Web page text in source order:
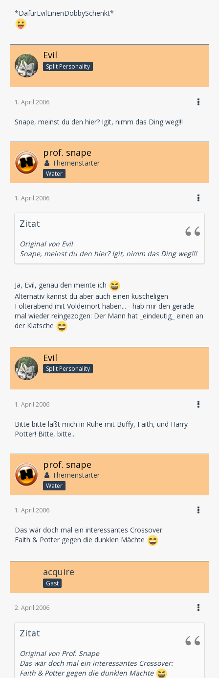
*DafürEvilEinenDobbySchenkt*
Evil
Split Personality
1. April 2006
Snape, meinst du den hier? Igit, nimm das Ding weg!!!
prof. snape
Themenstarter
Water
1. April 2006
Zitat
Original von Evil
Snape, meinst du den hier? Igit, nimm das Ding weg!!!
Ja, Evil, genau den meinte ich
Alternativ kannst du aber auch einen kuscheligen
Folterabend mit Voldemort haben... - hab mir den gerade
mal wieder reingezogen: Der Mann hat _eindeutig_ einen an
der Klatsche
Evil
Split Personality
1. April 2006
Bitte bitte laßt mich in Ruhe mit Buffy, Faith, und Harry
Potter! Bitte, bitte...
prof. snape
Themenstarter
Water
1. April 2006
Das wär doch mal ein interessantes Crossover:
Faith & Potter gegen die dunklen Mächte
acquire
Gast
2. April 2006
Zitat
Original von Prof. Snape
Das wär doch mal ein interessantes Crossover:
Faith & Potter gegen die dunklen Mächte